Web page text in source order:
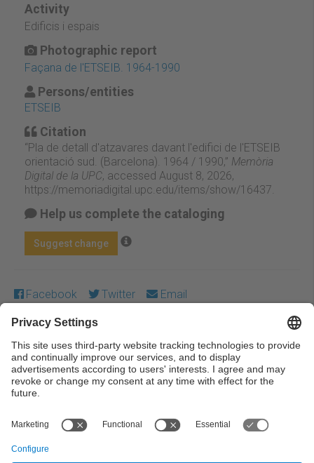
Activity
Edificis i espais
Photographic report
Façana de l'ETSEIB. 1964-1990
Persons/entities
ETSEIB
Citation
“Pla de detall d'atzavares davant l'edifici de l'ETSEIB
orientació sud. (Barcelona). 1964 / 1990,” Memòria
Digital de la UPC, accessed August 8, 2026,
https://memoriadigital.upc.edu/items/show/16437
Help us complete the cataloging
Suggest change
Facebook Twitter Email
Except where otherwise noted, content on this work is
licensed under a Creative Commons license:Attribution-
NonCommercial-NoDerivs 3.0 Spain